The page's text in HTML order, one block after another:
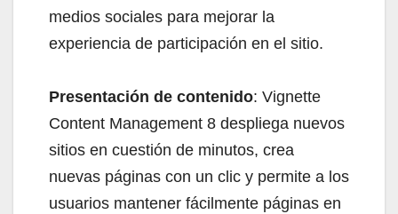
medios sociales para mejorar la
experiencia de participación en el sitio.
Presentación de contenido: Vignette
Content Management 8 despliega nuevos
sitios en cuestión de minutos, crea
nuevas páginas con un clic y permite a los
usuarios mantener fácilmente páginas en